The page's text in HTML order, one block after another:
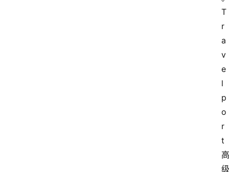
T
r
a
v
e
l
p
o
r
t
高
级